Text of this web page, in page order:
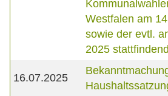
Westfalen am
sowie der evtl.
2025
16.07.2025